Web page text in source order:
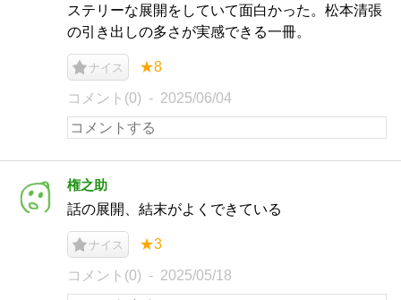
ステリーな展開をしていて面白かった。松本清張
の引き出しの多さが実感できる一冊。
ナイス ★8
コメント(0) 2025/06/04
権之助
話の展開、結末がよくできている
ナイス ★3
コメント(0) 2025/05/18